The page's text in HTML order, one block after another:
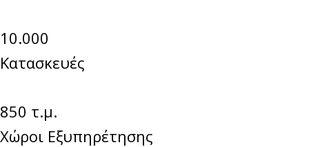
10.000
Κατασκευές
850 τ.μ.
Χώροι Εξυπηρέτησης